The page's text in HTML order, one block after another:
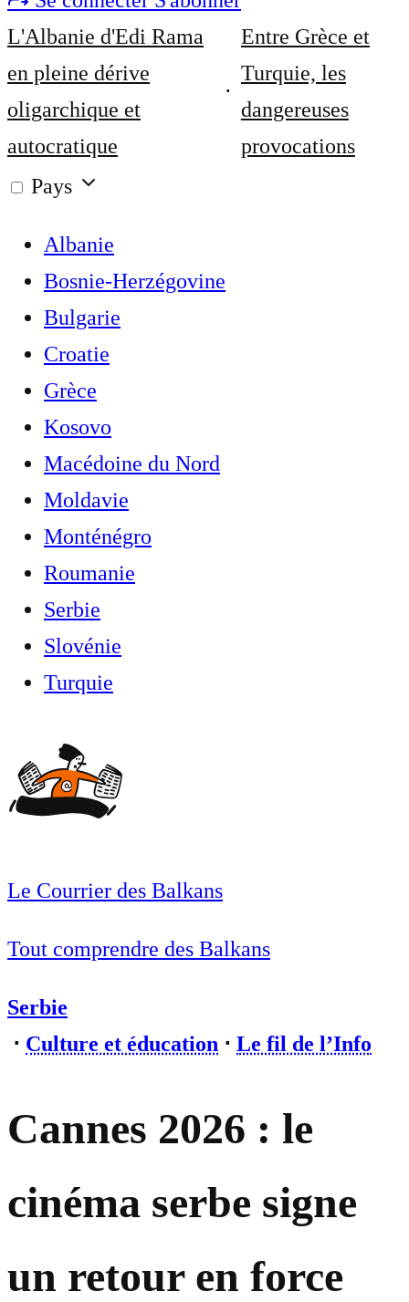
L'Albanie d'Edi Rama
en pleine dérive
oligarchique et
autocratique
Entre Grèce et
Turquie, les
dangereuses
provocations
Pays
Albanie
Bosnie-Herzégovine
Bulgarie
Croatie
Grèce
Kosovo
Macédoine du Nord
Moldavie
Monténégro
Roumanie
Serbie
Slovénie
Turquie
Le Courrier des Balkans
Tout comprendre des Balkans
Serbie
⋅ Culture et éducation ⋅ Le fil de l’Info
Cannes 2026 : le
cinéma serbe signe
un retour en force